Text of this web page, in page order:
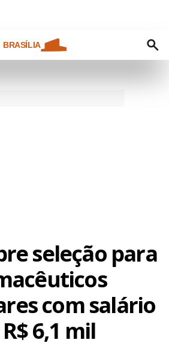
BRASÍLIA
seleção para
com salário
6,1 mil